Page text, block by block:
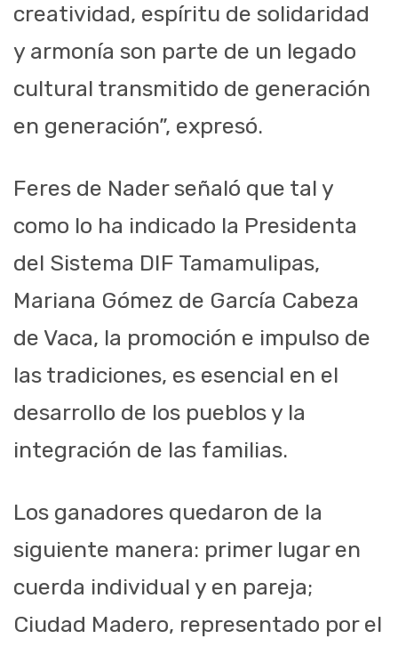
creatividad, espíritu de solidaridad
y armonía son parte de un legado
cultural transmitido de generación
en generación”, expresó.
Feres de Nader señaló que tal y
como lo ha indicado la Presidenta
del Sistema DIF Tamamulipas,
Mariana Gómez de García Cabeza
de Vaca, la promoción e impulso de
las tradiciones, es esencial en el
desarrollo de los pueblos y la
integración de las familias.
Los ganadores quedaron de la
siguiente manera: primer lugar en
cuerda individual y en pareja;
Ciudad Madero, representado por el